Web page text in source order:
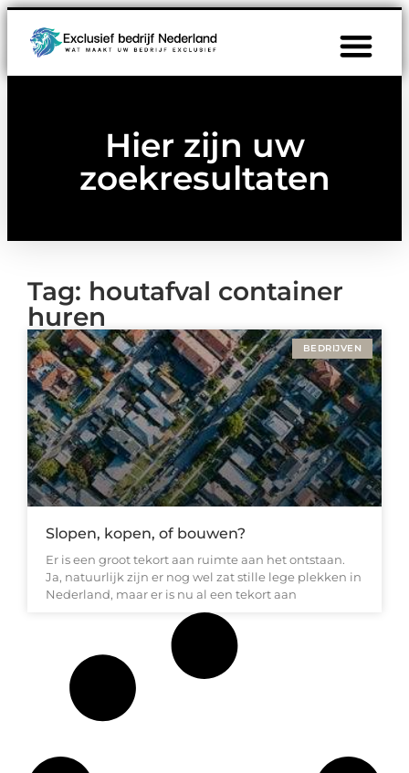
Hier zijn uw
zoekresultaten
Tag: houtafval container
huren
BEDRIJVEN
Slopen, kopen, of bouwen?
Er is een groot tekort aan ruimte aan het ontstaan.
Ja, natuurlijk zijn er nog wel zat stille lege plekken in
Nederland, maar er is nu al een tekort aan